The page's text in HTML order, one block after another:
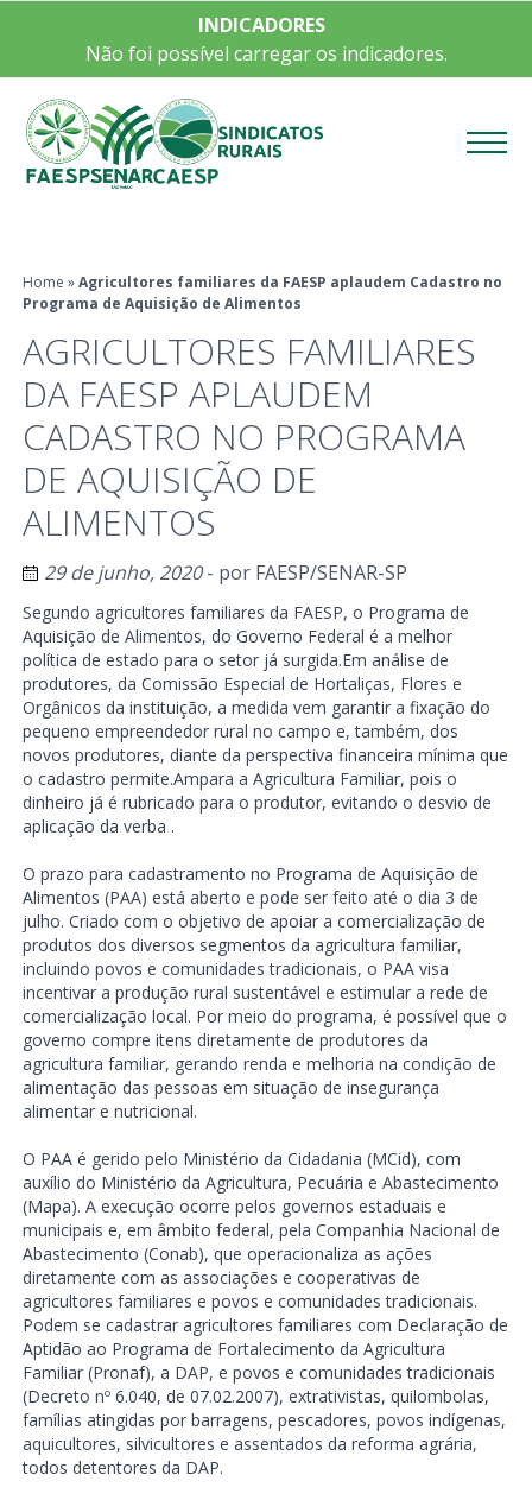
INDICADORES
Não foi possível carregar os indicadores.
Home »Agricultores familiares da FAESP aplaudem Cadastro no
Programa de Aquisição de Alimentos
AGRICULTORES FAMILIARES
DA FAESP APLAUDEM
CADASTRO NO PROGRAMA
DE AQUISIÇÃO DE
ALIMENTOS
29 de junho, 2020- por FAESP/SENAR-SP
Segundo agricultores familiares da FAESP, o Programa de
Aquisição de Alimentos, do Governo Federal é a melhor
política de estado para o setor já surgida.Em análise de
produtores, da Comissão Especial de Hortaliças, Flores e
Orgânicos da instituição, a medida vem garantir a fixação do
pequeno empreendedor rural no campo e, também, dos
novos produtores, diante da perspectiva financeira mínima que
o cadastro permite.Ampara a Agricultura Familiar, pois o
dinheiro já é rubricado para o produtor, evitando o desvio de
aplicação da verba .
O prazo para cadastramento no Programa de Aquisição de
Alimentos (PAA) está aberto e pode ser feito até o dia 3 de
julho. Criado com o objetivo de apoiar a comercialização de
produtos dos diversos segmentos da agricultura familiar,
incluindo povos e comunidades tradicionais, o PAA visa
incentivar a produção rural sustentável e estimular a rede de
comercialização local. Por meio do programa, é possível que o
governo compre itens diretamente de produtores da
agricultura familiar, gerando renda e melhoria na condição de
alimentação das pessoas em situação de insegurança
alimentar e nutricional.
O PAA é gerido pelo Ministério da Cidadania (MCid), com
auxílio do Ministério da Agricultura, Pecuária e Abastecimento
(Mapa). A execução ocorre pelos governos estaduais e
municipais e, em âmbito federal, pela Companhia Nacional de
Abastecimento (Conab), que operacionaliza as ações
diretamente com as associações e cooperativas de
agricultores familiares e povos e comunidades tradicionais.
Podem se cadastrar agricultores familiares com Declaração de
Aptidão ao Programa de Fortalecimento da Agricultura
Familiar (Pronaf), a DAP, e povos e comunidades tradicionais
(Decreto nº 6.040, de 07.02.2007), extrativistas, quilombolas,
famílias atingidas por barragens, pescadores, povos indígenas,
aquicultores, silvicultores e assentados da reforma agrária,
todos detentores da DAP.